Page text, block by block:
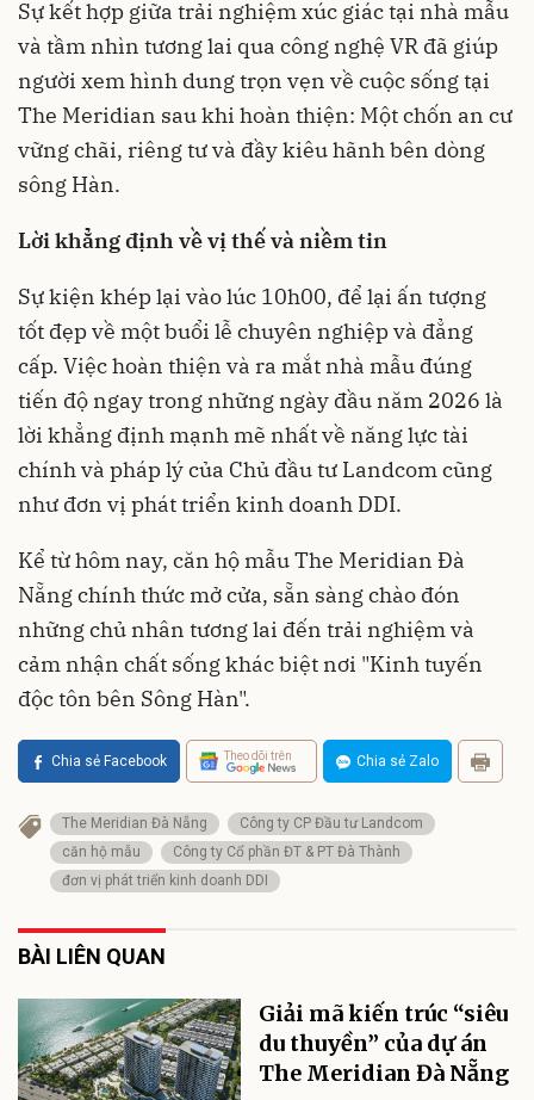
Sự kết hợp giữa trải nghiệm xúc giác tại nhà mẫu
và tầm nhìn tương lai qua công nghệ VR đã giúp
người xem hình dung trọn vẹn về cuộc sống tại
The Meridian sau khi hoàn thiện: Một chốn an cư
vững chãi, riêng tư và đầy kiêu hãnh bên dòng
sông Hàn.
Lời khẳng định về vị thế và niềm tin
Sự kiện khép lại vào lúc 10h00, để lại ấn tượng
tốt đẹp về một buổi lễ chuyên nghiệp và đẳng
cấp. Việc hoàn thiện và ra mắt nhà mẫu đúng
tiến độ ngay trong những ngày đầu năm 2026 là
lời khẳng định mạnh mẽ nhất về năng lực tài
chính và pháp lý của Chủ đầu tư Landcom cũng
như đơn vị phát triển kinh doanh DDI.
Kể từ hôm nay, căn hộ mẫu The Meridian Đà
Nẵng chính thức mở cửa, sẵn sàng chào đón
những chủ nhân tương lai đến trải nghiệm và
cảm nhận chất sống khác biệt nơi "Kinh tuyến
độc tôn bên Sông Hàn".
Chia sẻ Facebook Theo dõi trên Chia sẻ Zalo
The Meridian Đà Nẵng
Công ty CP Đầu tư Landcom
căn hộ mẫu
Công ty Cổ phần ĐT & PT Đà Thành
đơn vị phát triển kinh doanh DDI
BÀI LIÊN QUAN
Giải mã kiến trúc “siêu
du thuyền” của dự án
The Meridian Đà Nẵng